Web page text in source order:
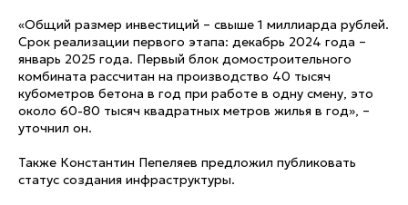
«Общий размер инвестиций – свыше 1 миллиарда рублей.
Срок реализации первого этапа: декабрь 2024 года –
январь 2025 года. Первый блок домостроительного
комбината рассчитан на производство 40 тысяч
кубометров бетона в год при работе в одну смену, это
около 60-80 тысяч квадратных метров жилья в год», –
уточнил он.
Также Константин Пепеляев предложил публиковать
статус создания инфраструктуры.